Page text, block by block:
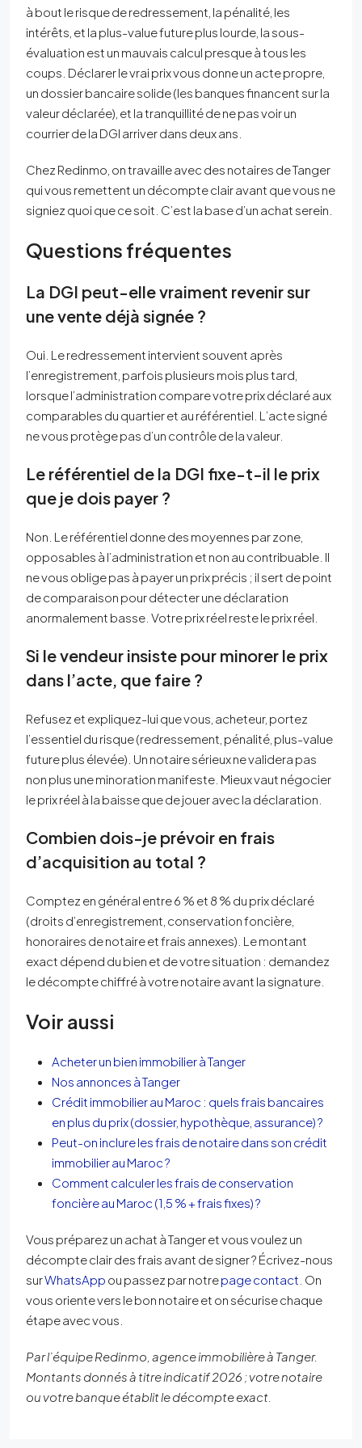
à bout le risque de redressement, la pénalité, les
intérêts, et la plus-value future plus lourde, la sous-
évaluation est un mauvais calcul presque à tous les
coups. Déclarer le vrai prix vous donne un acte propre,
un dossier bancaire solide (les banques financent sur la
valeur déclarée), et la tranquillité de ne pas voir un
courrier de la DGI arriver dans deux ans.
Chez Redinmo, on travaille avec des notaires de Tanger
qui vous remettent un décompte clair avant que vous ne
signiez quoi que ce soit. C’est la base d’un achat serein.
Questions fréquentes
La DGI peut-elle vraiment revenir sur
une vente déjà signée ?
Oui. Le redressement intervient souvent après
l’enregistrement, parfois plusieurs mois plus tard,
lorsque l’administration compare votre prix déclaré aux
comparables du quartier et au référentiel. L’acte signé
ne vous protège pas d’un contrôle de la valeur.
Le référentiel de la DGI fixe-t-il le prix
que je dois payer ?
Non. Le référentiel donne des moyennes par zone,
opposables à l’administration et non au contribuable. Il
ne vous oblige pas à payer un prix précis ; il sert de point
de comparaison pour détecter une déclaration
anormalement basse. Votre prix réel reste le prix réel.
Si le vendeur insiste pour minorer le prix
dans l’acte, que faire ?
Refusez et expliquez-lui que vous, acheteur, portez
l’essentiel du risque (redressement, pénalité, plus-value
future plus élevée). Un notaire sérieux ne validera pas
non plus une minoration manifeste. Mieux vaut négocier
le prix réel à la baisse que de jouer avec la déclaration.
Combien dois-je prévoir en frais
d’acquisition au total ?
Comptez en général entre 6 % et 8 % du prix déclaré
(droits d’enregistrement, conservation foncière,
honoraires de notaire et frais annexes). Le montant
exact dépend du bien et de votre situation : demandez
le décompte chiffré à votre notaire avant la signature.
Voir aussi
Acheter un bien immobilier à Tanger
Nos annonces à Tanger
Crédit immobilier au Maroc : quels frais bancaires
en plus du prix (dossier, hypothèque, assurance) ?
Peut-on inclure les frais de notaire dans son crédit
immobilier au Maroc ?
Comment calculer les frais de conservation
foncière au Maroc (1,5 % + frais fixes) ?
Vous préparez un achat à Tanger et vous voulez un
décompte clair des frais avant de signer ? Écrivez-nous
surWhatsApp ou passez par notrepage contact . On
vous oriente vers le bon notaire et on sécurise chaque
étape avec vous.
Par l’équipe Redinmo, agence immobilière à Tanger.
Montants donnés à titre indicatif 2026 ; votre notaire
ou votre banque établit le décompte exact.